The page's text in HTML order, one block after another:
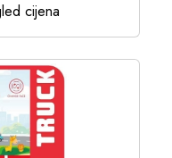
cijena